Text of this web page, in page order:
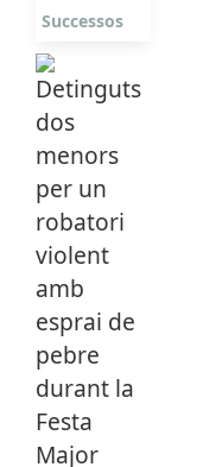
Successos